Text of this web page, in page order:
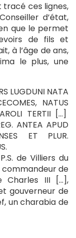
tracé ces lignes,
d’état,
que le permet
de fils et
à l’âge de ans,
le plus, une
LUGDUNI NATA
NATUS
TERTII […]
ANTEA APUD
ET PLUR.
de Villiers du
de
Charles III […],
gouverneur de
un charabia de